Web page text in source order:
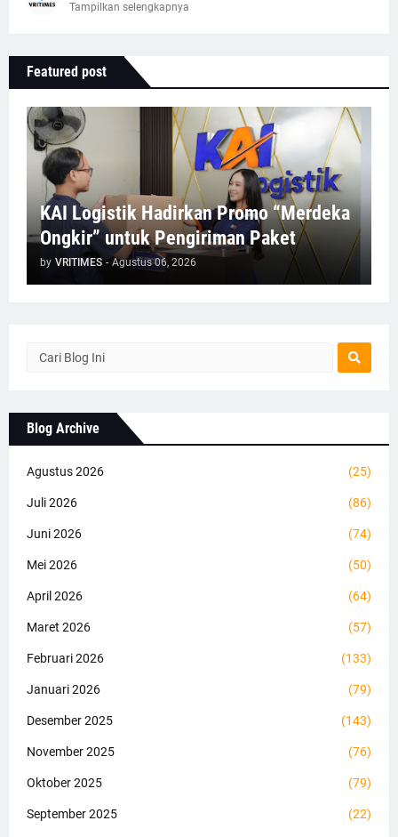
Tampilkan selengkapnya
Featured post
KAI Logistik Hadirkan Promo “Merdeka
Ongkir” untuk Pengiriman Paket
by VRITIMES - Agustus 06, 2026
Blog Archive
Agustus 2026 (25)
Juli 2026 (86)
Juni 2026 (74)
Mei 2026 (50)
April 2026 (64)
Maret 2026 (57)
Februari 2026 (133)
Januari 2026 (79)
Desember 2025 (143)
November 2025 (76)
Oktober 2025 (79)
September 2025 (22)